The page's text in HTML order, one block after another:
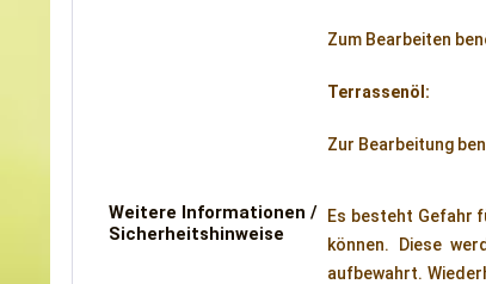
Zum Bearbeiten
Terrassenöl:
Zur Bearbeitung
Weitere Informationen /
Sicherheitshinweise
Es besteht Gefahr
können. Diese
aufbewahrt.